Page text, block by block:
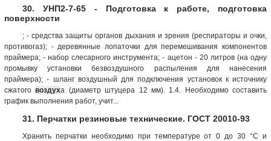
30. УНП2-7-65 - Подготовка к работе, подготовка
поверхности
; - средства защиты органов дыхания и зрения (респираторы и очки,
противогаз); - деревянные лопаточки для перемешивания компонентов
праймера; - набор слесарного инструмента; - ацетон - 20 литров (на одну
промывку установки безвоздушного распыления для нанесения
праймера); - шланг воздушный для подключения установок к источнику
сжатоговоздуха (диаметр штуцера 12 мм). 1.4. Необходимо составить
график выполнения работ, учит...
31. Перчатки резиновые технические. ГОСТ 20010-93
Хранить перчатки необходимо при температуре от 0 до 30 °С и